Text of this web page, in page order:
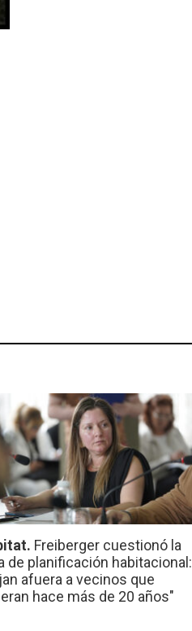
Freiberger cuestionó la
de planificación habitacional:
afuera a vecinos que
hace más de 20 años"